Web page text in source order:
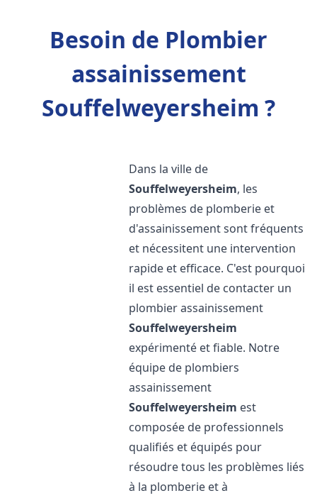
Besoin de Plombier
assainissement
Souffelweyersheim ?
Dans la ville de
Souffelweyersheim, les
problèmes de plomberie et
d'assainissement sont fréquents
et nécessitent une intervention
rapide et efficace. C'est pourquoi
il est essentiel de contacter un
plombier assainissement
Souffelweyersheim
expérimenté et fiable. Notre
équipe de plombiers
assainissement
Souffelweyersheim est
composée de professionnels
qualifiés et équipés pour
résoudre tous les problèmes liés
à la plomberie et à